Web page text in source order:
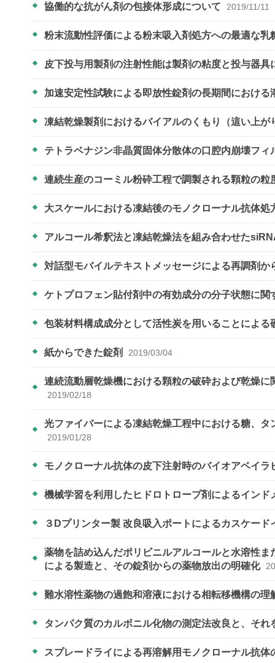
協働的な抗がん剤の包接体形成について 2019/11/11
粉末流動性評価による粉末吸入剤処方への最適な
皮下投与用製剤の注射性能は製剤の粘度と投与器
加速安定性試験による即放性錠剤の長期間におけ
凍結乾燥製剤におけるバイアルのくもり（這い上
テトラベナジン非晶質固体分散体の口腔内崩壊フィ
連続生産のコーミル粉砕工程で調製される顆粒の
大スケールにおける凍結後のモノクローナル抗体
アルコール希釈法と凍結乾燥法を組み合わせた
対話型モバイルテキストメッセージによる再調剤
ケトプロフェン貼付剤中の有効成分の分子状態に
包装材料構成成分として活性炭を用いることによ
紙からできた錠剤 2019/03/04
連続流動層乾燥機における顆粒の破砕および乾燥
2019/02/18
光ファイバーによる凍結乾燥工程中における糖、
2019/01/28
モノクローナル抗体の皮下注射時のバイオアベイ
機械学習を利用したヒドロトロープ剤によるイン
３Dプリンター製 改良吸入ポートによるカスケー
薬物を詰め込んだポリビニルアルコールと水溶性
による製造と、その錠剤からの薬物放出の明確化
難水溶性薬物の過飽和溶液における相転移機構の理
タンパク質のカルボニル化物の測定法改良と、そ
スプレードライによる再溶解用モノクローナル抗